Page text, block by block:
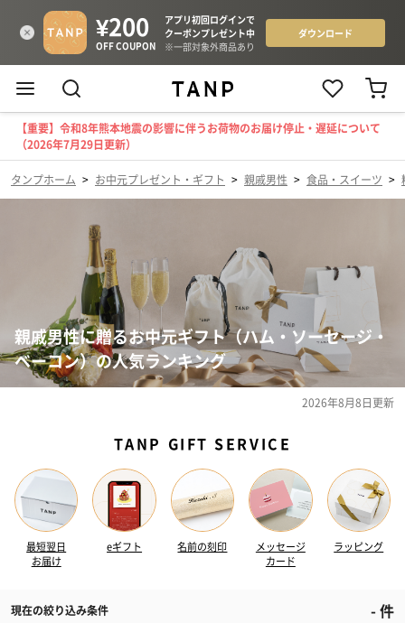
【重要】令和8年熊本地震の影響に伴うお荷物のお届け停止・遅延について
（2026年7月29日更新）
タンプホーム > お中元プレゼント・ギフト > 親戚男性 > 食品・スイーツ >
親戚男性に贈るお中元ギフト（ハム・ソーセージ・
ベーコン）の人気ランキング
2026年8月8日更新
TANP GIFT SERVICE
最短翌日
お届け
eギフト 名前の刻印
メッセージ
カード
ラッピング
現在の絞り込み条件 -件